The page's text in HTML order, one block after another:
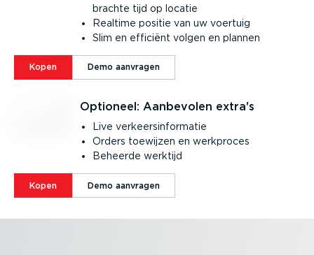
brachte tijd op locatie
Realtime positie van uw voertuig
Slim en efficiënt volgen en plannen
Kopen Demo aanvragen
Optioneel: Aanbevolen extra's
Live verkeers­in­for­matie
Orders toewijzen en werkproces
Beheerde werktijd
Kopen Demo aanvragen